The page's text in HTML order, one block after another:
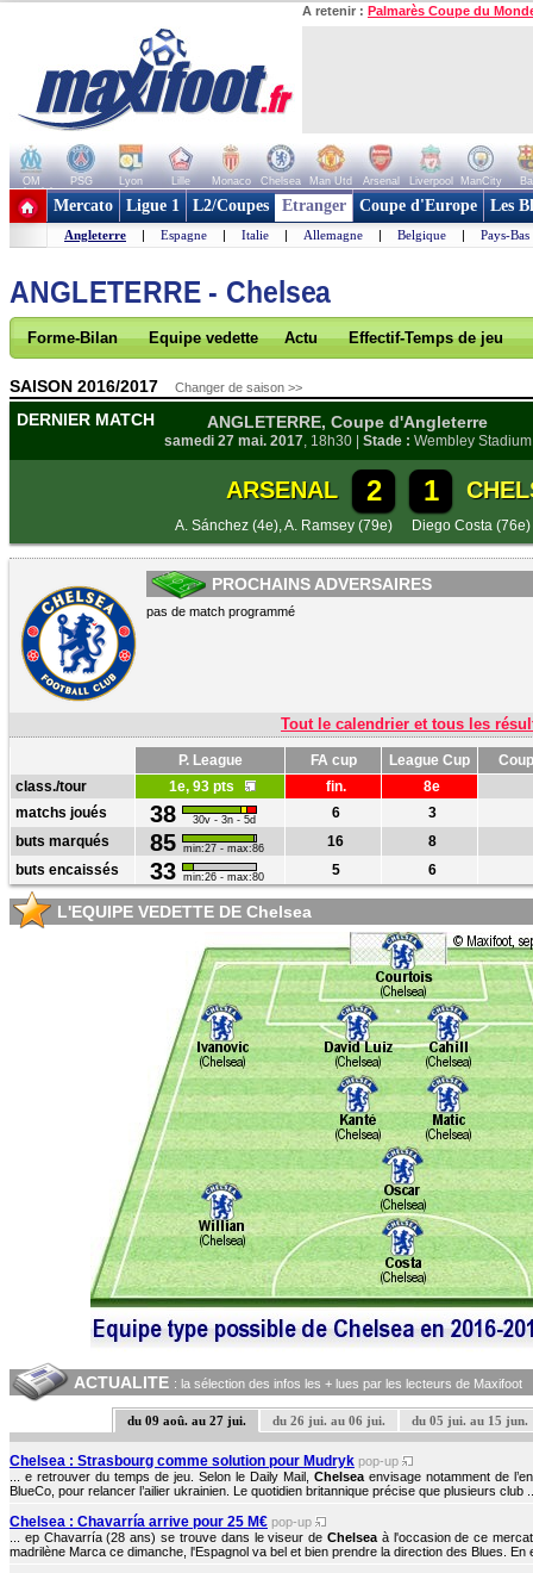
A retenir : Palmarès Coupe du
OM PSG Lyon Lille Monaco Chelsea Man Utd Arsenal Liverpool ManCity
+ de clubs
Mercato Ligue 1 L2/Coupes Etranger Coupe d'Europe Les
Angleterre | Espagne | Italie | Allemagne | Belgique | Pays-Bas
ANGLETERRE - Chelsea
Forme-Bilan Equipe vedette Actu Effectif-Temps de jeu
SAISON 2016/2017 Changer de saison >>
DERNIER MATCH ANGLETERRE, Coupe d'Angleterre
samedi 27 mai. 2017, 18h30 | Stade : Wembley Stadium
ARSENAL 2 1
A. Sánchez (4e),A. Ramsey (79e) Diego Costa (76e)
PROCHAINS ADVERSAIRES
pas de match programmé
Tout le calendrier et tous les
P. League FA cup League Cup
class./tour
1e, 93 pts fin.
8e
matchs joués
38 30v - 3n - 5d 6
3
buts marqués
85 min:27 - max:86 16
8
buts encaissés
33 min:26 - max:80 5 6
L'EQUIPE VEDETTE DE Chelsea
ACTUALITE : la sélection des infos les + lues par les lecteurs de Maxifoot
du 09 aoû. au 27 jui. du 26 jui. au 06 jui. du 05 jui. au 15 jun.
Chelsea : Strasbourg comme solution pour Mudryk pop-up
... e retrouver du temps de jeu. Selon le Daily Mail, Chelsea envisage notamment de
BlueCo, pour relancer l’ailier ukrainien. Le quotidien britannique précise que plusieurs club
Chelsea : Chavarría arrive pour 25 M€ pop-up
... ep Chavarría (28 ans) se trouve dans le viseur de Chelsea à l'occasion de ce
madrilène Marca ce dimanche, l'Espagnol va bel et bien prendre la direction des Blues. En